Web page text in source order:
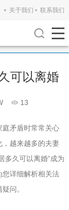
关于我们 联系我们
可以离婚
13
矛盾时常常关心
，越来越多的夫妻
多久可以离婚”成为
您详细解析相关法
问。